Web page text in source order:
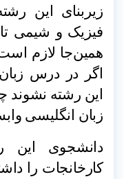
زیربنای این
فیزیک و شیمی
همین‌جا لازم
اگر در درس
این رشته
زبان انگلیسی
دانشجوی این
کارخانجات را